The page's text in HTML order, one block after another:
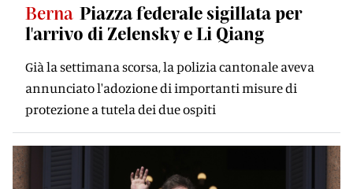
Berna Piazza federale sigillata per
l'arrivo di Zelensky e Li Qiang
Già la settimana scorsa, la polizia cantonale aveva
annunciato l'adozione di importanti misure di
protezione a tutela dei due ospiti